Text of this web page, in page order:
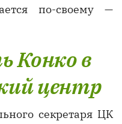
по-своему —
Конко в
центр
секретаря ЦК